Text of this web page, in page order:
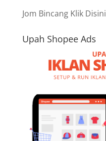
Jom Bincang Klik Disini
Upah Shopee Ads